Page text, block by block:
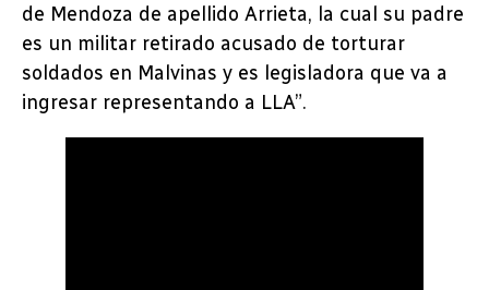
de Mendoza de apellido Arrieta, la cual su padre
es un militar retirado acusado de torturar
soldados en Malvinas y es legisladora que va a
ingresar representando a LLA”.